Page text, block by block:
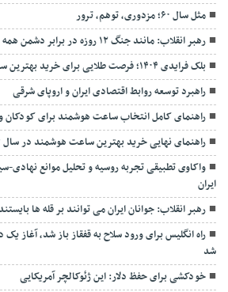
مثل سال ۶۰؛ مزدوری، توهم، ترور
رهبر انقلاب: مانند جنگ ۱۲ روزه در برابر دشمن همه با هم باشید
بلک فرایدی ۱۴۰۴؛ فرصت طلایی برای خرید بهترین ساعت هوشمند از موبیکسور
راهبرد توسعه روابط اقتصادی ایران و اروپای شرقی
راهنمای کامل انتخاب ساعت هوشمند برای کودکان
راهنمای نهایی خرید بهترین ساعت هوشمند در سال ۱۴۰۴ + نکات کلیدی
واکاوی تطبیقی تجربه روسیه و تحلیل موانع
ایران
رهبر انقلاب: جوانان ایران می توانند بر قله ها بایستند
راه انگلیس برای ورود سلاح به قفقاز باز شد، آغاز
شد
خودکشی برای حفظ دلار: این ژئوکالچر آمریکایی